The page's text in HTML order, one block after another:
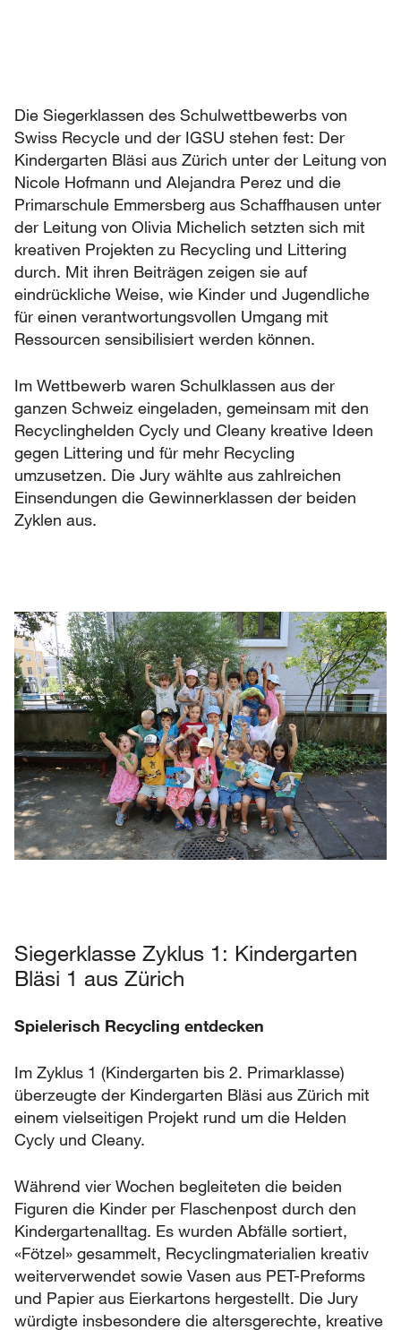
Die Siegerklassen des Schulwettbewerbs von
Swiss Recycle und der IGSU stehen fest: Der
Kindergarten Bläsi aus Zürich unter der Leitung von
Nicole Hofmann und Alejandra Perez und die
Primarschule Emmersberg aus Schaffhausen unter
der Leitung von Olivia Michelich setzten sich mit
kreativen Projekten zu Recycling und Littering
durch. Mit ihren Beiträgen zeigen sie auf
eindrückliche Weise, wie Kinder und Jugendliche
für einen verantwortungsvollen Umgang mit
Ressourcen sensibilisiert werden können.
Im Wettbewerb waren Schulklassen aus der
ganzen Schweiz eingeladen, gemeinsam mit den
Recyclinghelden Cycly und Cleany kreative Ideen
gegen Littering und für mehr Recycling
umzusetzen. Die Jury wählte aus zahlreichen
Einsendungen die Gewinnerklassen der beiden
Zyklen aus.
Siegerklasse Zyklus 1: Kindergarten
Bläsi 1 aus Zürich
Spielerisch Recycling entdecken
Im Zyklus 1 (Kindergarten bis 2. Primarklasse)
überzeugte der Kindergarten Bläsi aus Zürich mit
einem vielseitigen Projekt rund um die Helden
Cycly und Cleany.
Während vier Wochen begleiteten die beiden
Figuren die Kinder per Flaschenpost durch den
Kindergartenalltag. Es wurden Abfälle sortiert,
«Fötzel» gesammelt, Recyclingmaterialien kreativ
weiterverwendet sowie Vasen aus PET-Preforms
und Papier aus Eierkartons hergestellt. Die Jury
würdigte insbesondere die altersgerechte, kreative